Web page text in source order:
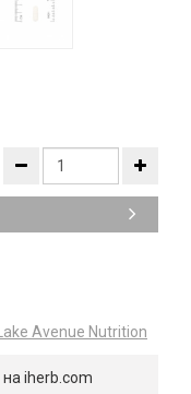
Lake Avenue Nutrition
на iherb.com